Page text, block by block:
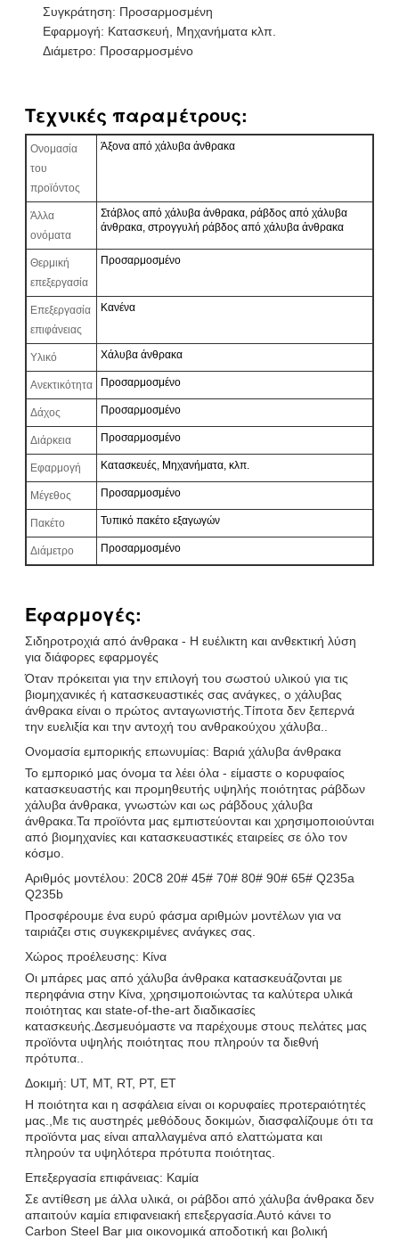
Συγκράτηση: Προσαρμοσμένη
Εφαρμογή: Κατασκευή, Μηχανήματα κλπ.
Διάμετρο: Προσαρμοσμένο
Τεχνικές παραμέτρους:
Ονομασία
του
προϊόντος
Άξονα από χάλυβα άνθρακα
Άλλα
ονόματα
Στάβλος από χάλυβα άνθρακα, ράβδος από χάλυβα
άνθρακα, στρογγυλή ράβδος από χάλυβα άνθρακα
Θερμική
επεξεργασία
Προσαρμοσμένο
Επεξεργασία
επιφάνειας
Κανένα
Υλικό Χάλυβα άνθρακα
Ανεκτικότητα Προσαρμοσμένο
Δάχος Προσαρμοσμένο
Διάρκεια Προσαρμοσμένο
Εφαρμογή Κατασκευές, Μηχανήματα, κλπ.
Μέγεθος Προσαρμοσμένο
Πακέτο Τυπικό πακέτο εξαγωγών
Διάμετρο Προσαρμοσμένο
Εφαρμογές:
Σιδηροτροχιά από άνθρακα - Η ευέλικτη και ανθεκτική λύση
για διάφορες εφαρμογές
Όταν πρόκειται για την επιλογή του σωστού υλικού για τις
βιομηχανικές ή κατασκευαστικές σας ανάγκες, ο χάλυβας
άνθρακα είναι ο πρώτος ανταγωνιστής.Τίποτα δεν ξεπερνά
την ευελιξία και την αντοχή του ανθρακούχου χάλυβα..
Ονομασία εμπορικής επωνυμίας: Βαριά χάλυβα άνθρακα
Το εμπορικό μας όνομα τα λέει όλα - είμαστε ο κορυφαίος
κατασκευαστής και προμηθευτής υψηλής ποιότητας ράβδων
χάλυβα άνθρακα, γνωστών και ως ράβδους χάλυβα
άνθρακα.Τα προϊόντα μας εμπιστεύονται και χρησιμοποιούνται
από βιομηχανίες και κατασκευαστικές εταιρείες σε όλο τον
κόσμο.
Αριθμός μοντέλου: 20C8 20# 45# 70# 80# 90# 65# Q235a
Q235b
Προσφέρουμε ένα ευρύ φάσμα αριθμών μοντέλων για να
ταιριάζει στις συγκεκριμένες ανάγκες σας.
Χώρος προέλευσης: Κίνα
Οι μπάρες μας από χάλυβα άνθρακα κατασκευάζονται με
περηφάνια στην Κίνα, χρησιμοποιώντας τα καλύτερα υλικά
ποιότητας και state-of-the-art διαδικασίες
κατασκευής.Δεσμευόμαστε να παρέχουμε στους πελάτες μας
προϊόντα υψηλής ποιότητας που πληρούν τα διεθνή
πρότυπα..
Δοκιμή: UT, MT, RT, PT, ET
Η ποιότητα και η ασφάλεια είναι οι κορυφαίες προτεραιότητές
μας.,Με τις αυστηρές μεθόδους δοκιμών, διασφαλίζουμε ότι τα
προϊόντα μας είναι απαλλαγμένα από ελαττώματα και
πληρούν τα υψηλότερα πρότυπα ποιότητας.
Επεξεργασία επιφάνειας: Καμία
Σε αντίθεση με άλλα υλικά, οι ράβδοι από χάλυβα άνθρακα δεν
απαιτούν καμία επιφανειακή επεξεργασία.Αυτό κάνει το
Carbon Steel Bar μια οικονομικά αποδοτική και βολική